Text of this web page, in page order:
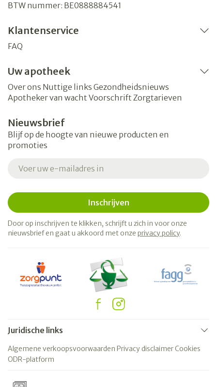
BTW nummer: BE0888884541
Klantenservice
FAQ
Uw apotheek
Over ons Nuttige links Gezondheidsnieuws
Apotheker van wacht Voorschrift Zorgtarieven
Nieuwsbrief
Blijf op de hoogte van nieuwe producten en
promoties
Inschrijven
Door op inschrijven te klikken, schrijft u zich in voor onze
nieuwsbrief en gaat u akkoord met onze privacy policy.
Juridische links
Algemene verkoopsvoorwaarden Privacy disclaimerCookies
ODR-platform